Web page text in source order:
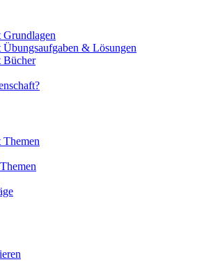
Grundlagen
Übungsaufgaben & Lösungen
Bücher
Themen